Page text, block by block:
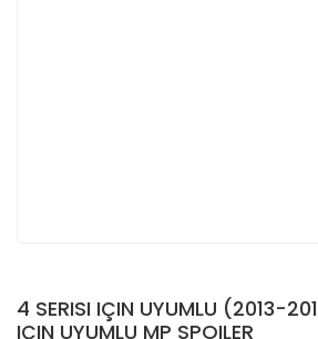
4 SERISI IÇIN UYUMLU (2013-
IÇIN UYUMLU MP SPOILER